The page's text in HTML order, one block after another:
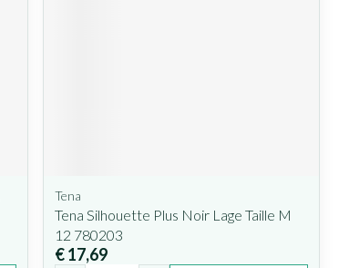
Tena
Tena Silhouette Plus Noir Lage Taille M
12 780203
€ 17,69